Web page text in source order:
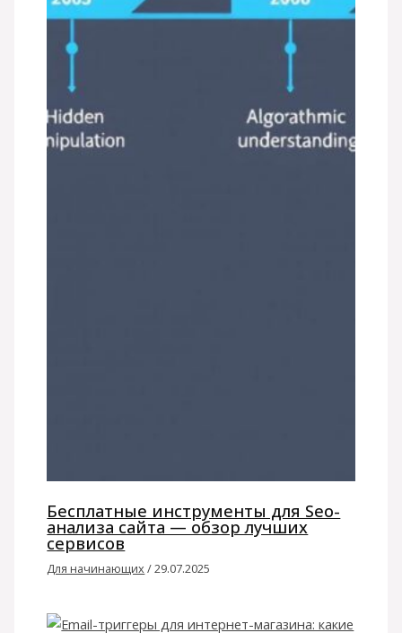
Бесплатные инструменты для Seo-
анализа сайта — обзор лучших
сервисов
Для начинающих/29.07.2025